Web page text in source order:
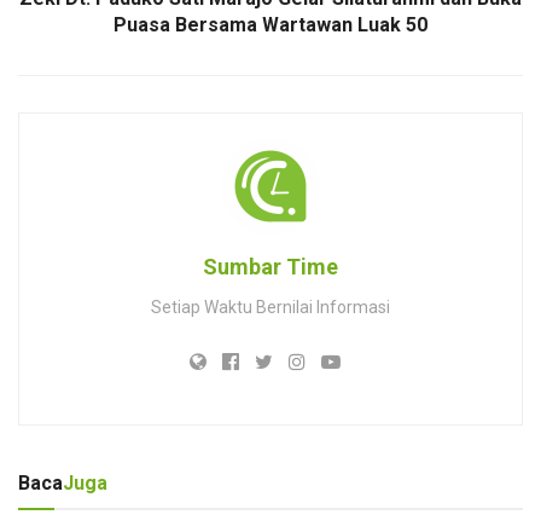
Puasa Bersama Wartawan Luak 50
Sumbar Time
Setiap Waktu Bernilai Informasi
BacaJuga